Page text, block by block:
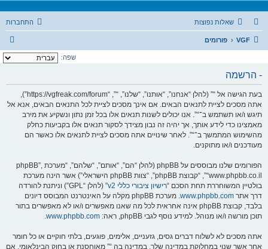
שאלות נפוצות התחברות
VGF פורומים
י
שפה:
- הרשמה
בעת הגישה אל “” (להלן “אנחנו”, “אותנו”, “שלנו”, “”, “https://vgfreak.com/forum”),
אתה מסכים לציית לתנאים הבאים. אם אינך מסכים לציית לכל התנאים הבאים, אנא אל
תיגש ו/או תשתמש ב־“”. אנו יכולים לשנות תנאים אלו בכל זמן נתון ונשקיע את מירב
מאמצינו כדי לידע אותך, אך יהיה זה נבון מצידך לסקור תנאים אלו בקביעות כחלק
מהשימוש המתמשך ב־“”. לאחר שינויים אתה מסכים לציית לתנאים אלו כאשר הם
מעודכנים ו/או מתוקנים.
הפורומים שלנו מבוססים על phpBB (להלן “הם”, “אותם”, “שלהם”, “מערכת phpBB”,
“www.phpbb.co.il”, “קבוצת phpBB”, “צוות phpBB הישראלי”) אשר הינה מערכת
בולטיין המשוחררת תחת הסכם “רישיון ציבורי כללי v2
” (להלן “GPL”) וניתנת להורדה
דרך אתר www.phpbb.com
. מערכת phpBB מקלה על האינטרנט המבוסס דיונים
בלבד, קבוצת phpBB אינה אחראית לכל מה שאנו מאפשרים ו/או לא מאפשרים בתור
תוכן מורשה ו/או מנוהל. למידע נוסף לגבי phpBB, ראה:
www.phpbb.com
.
אתה מסכים לא לשלוח דברים גסים, גזעניים, אלימים, פוגעים, בלתי חוקיים או כל חומר
אחר אשר שנוי במחלוקת במדינה שלך, במדינה בה “” מאוחסנת או בחוק הבינלאומי. אם